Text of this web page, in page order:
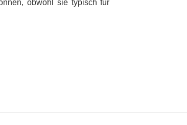
obwohl sie typisch für